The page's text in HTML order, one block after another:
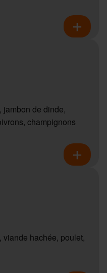
jambon de dinde,
champignons
viande hachée, poulet,